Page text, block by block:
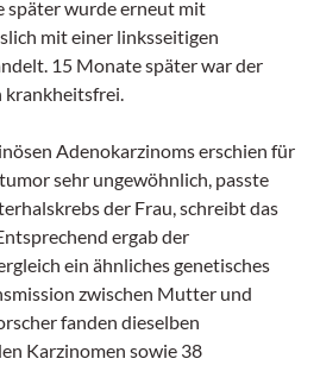
später wurde erneut mit
mit einer linksseitigen
15 Monate später war der
krankheitsfrei.
Adenokarzinoms erschien für
sehr ungewöhnlich, passte
der Frau, schreibt das
ergab der
ein ähnliches genetisches
zwischen Mutter und
fanden dieselben
Karzinomen sowie 38